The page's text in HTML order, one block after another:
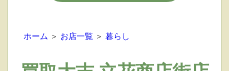
ホーム ＞ お店一覧 ＞ 暮らし